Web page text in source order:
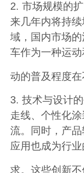
2. 市场规模的
来几年内将持
域，国内市场
车作为一种运
动的普及程度在
3. 技术与设计
走线、个性化
流。同时，产
应用也成为行业
求。这些创新